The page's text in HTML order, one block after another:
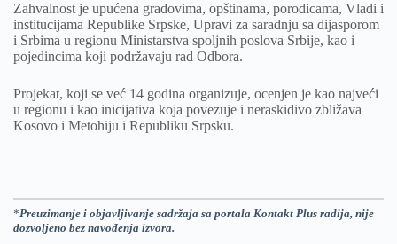
Zahvalnost je upućena gradovima, opštinama, porodicama, Vladi i
institucijama Republike Srpske, Upravi za saradnju sa dijasporom
i Srbima u regionu Ministarstva spoljnih poslova Srbije, kao i
pojedincima koji podržavaju rad Odbora.
Projekat, koji se već 14 godina organizuje, ocenjen je kao najveći
u regionu i kao inicijativa koja povezuje i neraskidivo zbližava
Kosovo i Metohiju i Republiku Srpsku.
*Preuzimanje i objavljivanje sadržaja sa portala Kontakt Plus radija, nije
dozvoljeno bez navođenja izvora.